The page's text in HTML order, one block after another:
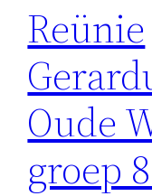
Reünie
Oude
groep